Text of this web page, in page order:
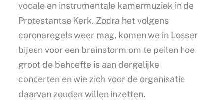
vocale en instrumentale kamermuziek in de
Protestantse Kerk. Zodra het volgens
coronaregels weer mag, komen we in Losser
bijeen voor een brainstorm om te peilen hoe
groot de behoefte is aan dergelijke
concerten en wie zich voor de organisatie
daarvan zouden willen inzetten.